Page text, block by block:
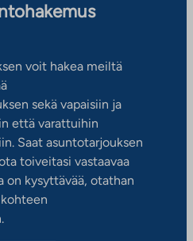
voit hakea meiltä
sekä vapaisiin ja
että varattuihin
Saat asuntotarjouksen
toiveitasi vastaavaa
on kysyttävää, otathan